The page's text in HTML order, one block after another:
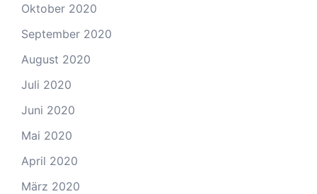
Oktober 2020
September 2020
August 2020
Juli 2020
Juni 2020
Mai 2020
April 2020
März 2020